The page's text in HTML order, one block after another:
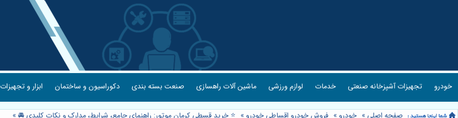
خودرو تجهیزات آشپزخانه صنعتی خدمات لوازم ورزشی ماشین آلات راهسازی صنعت بسته بندی دکوراسیون و ساختمان ابزار و تجهیزات